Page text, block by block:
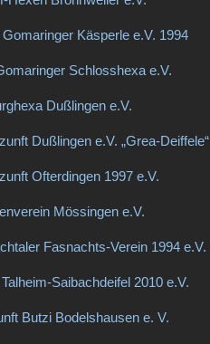
Käsperle e.V. 1994
Schlosshexa e.V.
Dußlingen e.V.
Dußlingen e.V. „Grea-Deiffele“
Ofterdingen 1997 e.V.
Mössingen e.V.
Fasnachts-Verein 1994 e.V.
Saibachdeifel 2010 e.V.
Butzi Bodelshausen e. V.